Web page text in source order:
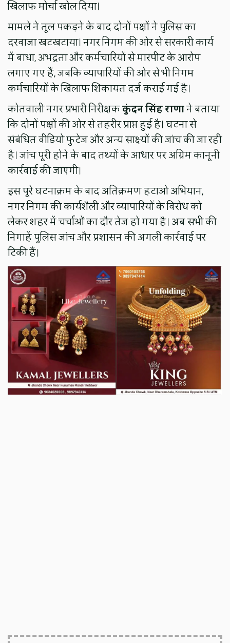
खिलाफ मोर्चा खोल दिया।
मामले ने तूल पकड़ने के बाद दोनों पक्षों ने पुलिस का
दरवाजा खटखटाया। नगर निगम की ओर से सरकारी कार्य
में बाधा, अभद्रता और कर्मचारियों से मारपीट के आरोप
लगाए गए हैं, जबकि व्यापारियों की ओर से भी निगम
कर्मचारियों के खिलाफ शिकायत दर्ज कराई गई है।
कोतवाली नगर प्रभारी निरीक्षककुंदन सिंह राणाने बताया
कि दोनों पक्षों की ओर से तहरीर प्राप्त हुई है। घटना से
संबंधित वीडियो फुटेज और अन्य साक्ष्यों की जांच की जा रही
है। जांच पूरी होने के बाद तथ्यों के आधार पर अग्रिम कानूनी
कार्रवाई की जाएगी।
इस पूरे घटनाक्रम के बाद अतिक्रमण हटाओ अभियान,
नगर निगम की कार्यशैली और व्यापारियों के विरोध को
लेकर शहर में चर्चाओं का दौर तेज हो गया है। अब सभी की
निगाहें पुलिस जांच और प्रशासन की अगली कार्रवाई पर
टिकी हैं।